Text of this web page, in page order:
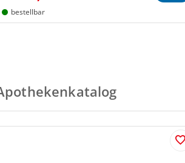
bestellbar